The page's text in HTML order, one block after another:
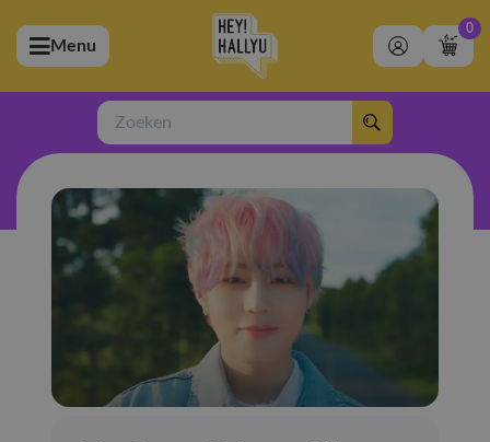
(Artiesten)
(Merchandise)
(Exclusive)
(Winkel)
Menu
0
Zoeken